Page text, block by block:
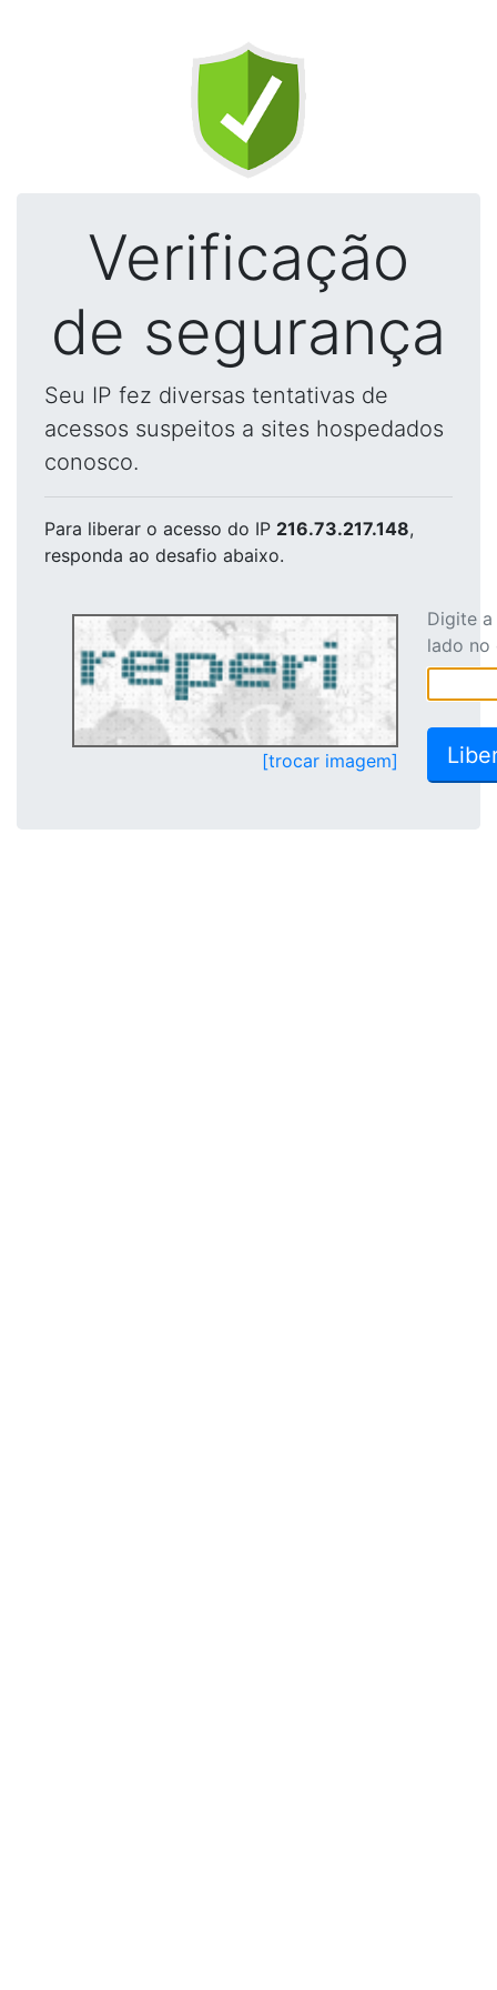
Verificação
de segurança
Seu IP fez diversas tentativas de
acessos suspeitos a sites hospedados
conosco.
Para liberar o acesso do IP 216.73.217.148,
responda ao desafio abaixo.
[trocar imagem]
Digite
lado no